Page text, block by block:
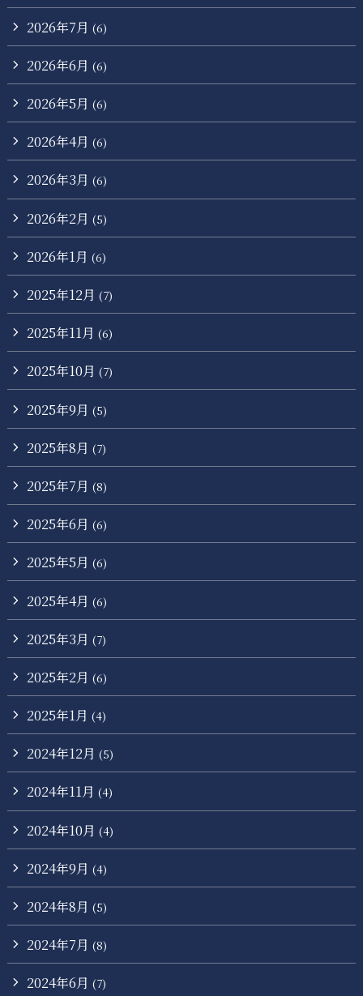
2026年7月 (6)
2026年6月 (6)
2026年5月 (6)
2026年4月 (6)
2026年3月 (6)
2026年2月 (5)
2026年1月 (6)
2025年12月 (7)
2025年11月 (6)
2025年10月 (7)
2025年9月 (5)
2025年8月 (7)
2025年7月 (8)
2025年6月 (6)
2025年5月 (6)
2025年4月 (6)
2025年3月 (7)
2025年2月 (6)
2025年1月 (4)
2024年12月 (5)
2024年11月 (4)
2024年10月 (4)
2024年9月 (4)
2024年8月 (5)
2024年7月 (8)
2024年6月 (7)